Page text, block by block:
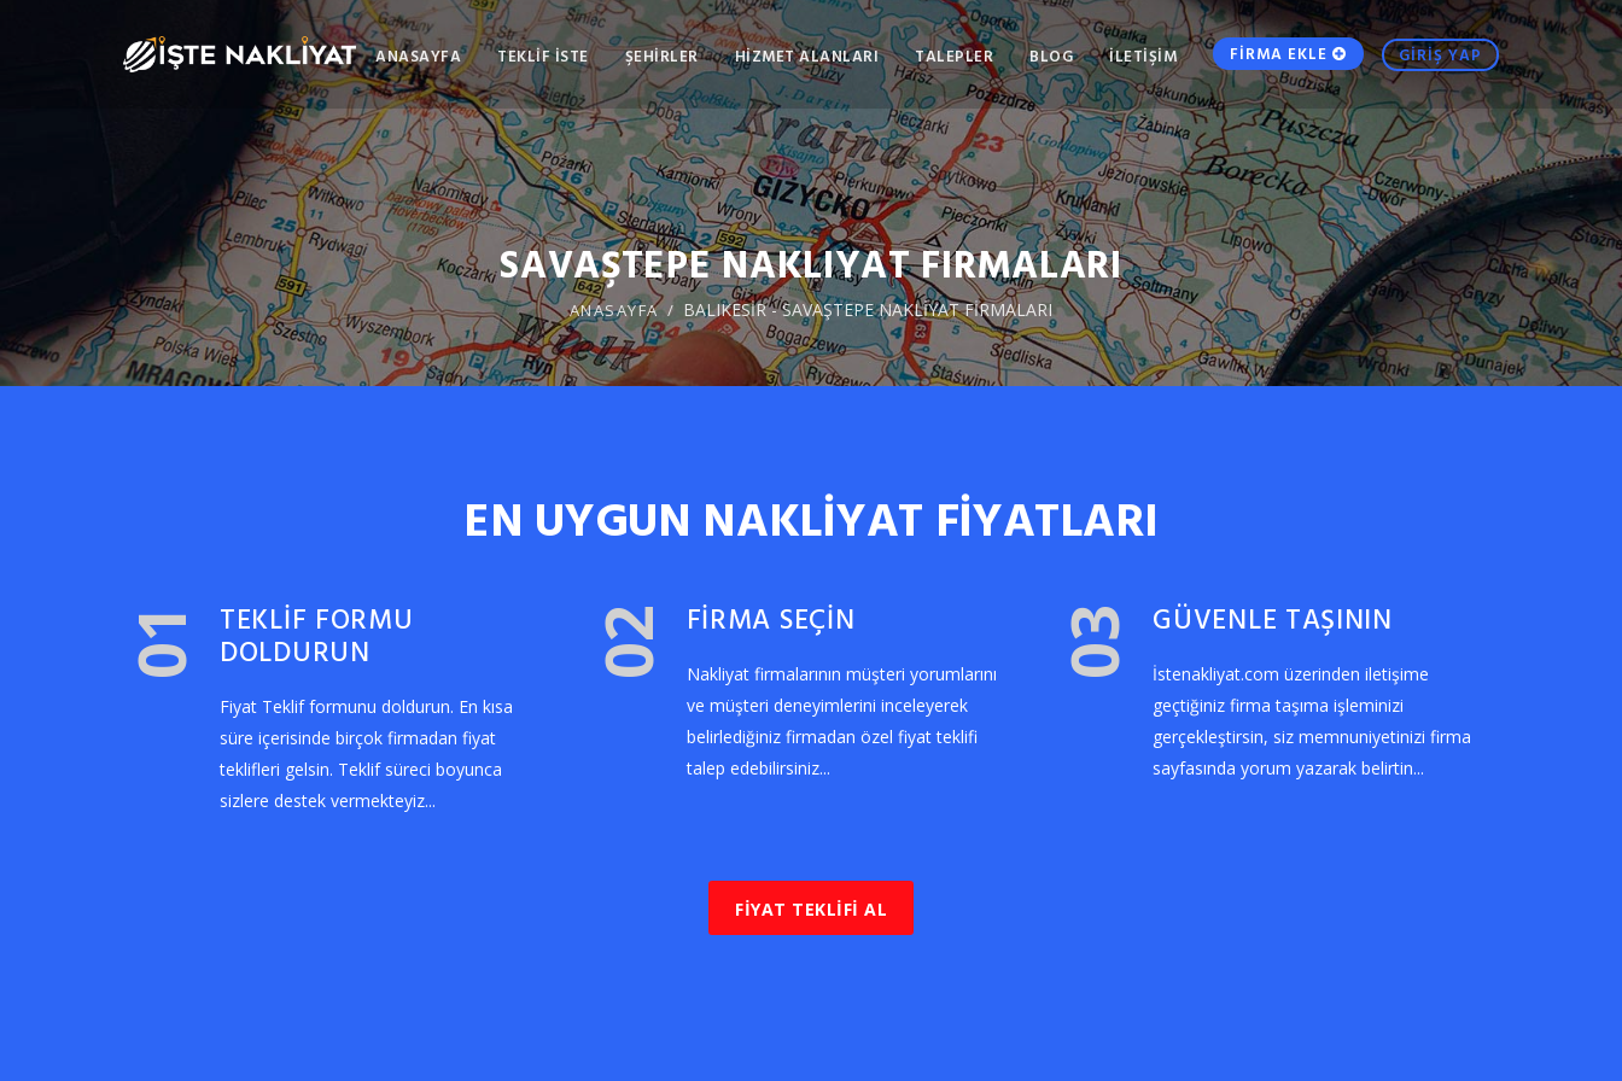
ANASAYFA TEKLİF İSTE ŞEHİRLER HİZMET ALANLARI TALEPLER BLOG İLETİŞİM FİRMA EKLE GİRİŞ YAP
SAVAŞTEPE NAKLIYAT FIRMALARI
ANASAYFA BALIKESİR - SAVAŞTEPE NAKLİYAT FİRMALARI
EN UYGUN NAKLİYAT FİYATLARI
01 TEKLİF FORMU
DOLDURUN
Fiyat Teklif formunu doldurun. En kısa
süre içerisinde birçok firmadan fiyat
teklifleri gelsin. Teklif süreci boyunca
sizlere destek vermekteyiz...
02 FİRMA SEÇİN
Nakliyat firmalarının müşteri yorumlarını
ve müşteri deneyimlerini inceleyerek
belirlediğiniz firmadan özel fiyat teklifi
talep edebilirsiniz...
03 GÜVENLE TAŞININ
İstenakliyat.com üzerinden iletişime
geçtiğiniz firma taşıma işleminizi
gerçekleştirsin, siz memnuniyetinizi firma
sayfasında yorum yazarak belirtin...
FİYAT TEKLİFİ AL